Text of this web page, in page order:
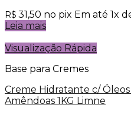
R$ 31,50 no pix Em até 1x
Leia mais
Visualização Rápida
Base para Cremes
Creme Hidratante c/
Amêndoas 1KG Limne